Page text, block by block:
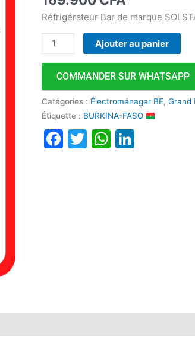
Réfrigérateur Bar de marque
-
Solstar
RF135
ATDINVSS
Ajouter au panier
COMMANDER SUR WHATSAPP
Catégories : Électroménager BF,Grand
Étiquette : BURKINA-FASO
Facebook
TwitterWhatsApp